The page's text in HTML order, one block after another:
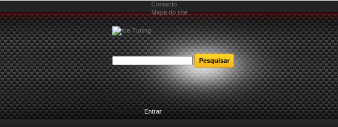
Contacto
Mapa do site
Bem-vindoEntrar